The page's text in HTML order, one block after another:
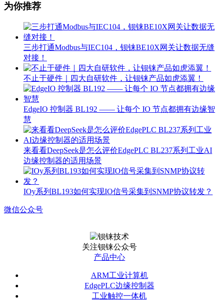
为你推荐
三步打通Modbus与IEC104，钡铼BE10X网关让数据无缝
对接！
不止于硬件｜四大自研软件，让钡铼产品如虎添翼！
EdgeIO 控制器 BL192 —— 让每个 IO 节点都拥有边缘智
慧
来看看DeepSeek是怎么评价EdgePLC BL237系列工业AI
边缘控制器的适用场景
IOy系列BL193如何实现IO信号采集到SNMP协议转发？
微信公众号
关注钡铼公众号
产品中心
ARM工业计算机
EdgePLC边缘控制器
工业触控一体机